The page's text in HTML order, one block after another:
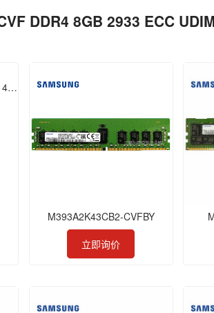
DDR4 8GB 2933 ECC
M391A5143EB1-CRC DDR4 4GB 2400 ECC UDIMM
M393A2K43CB2-CVFBY
立即询价